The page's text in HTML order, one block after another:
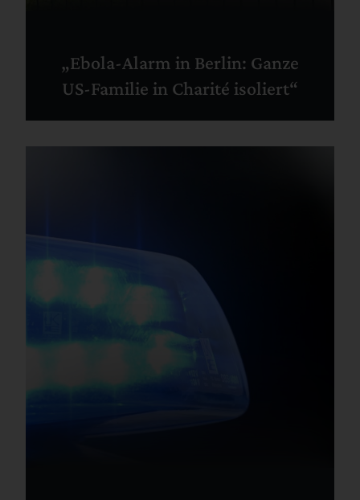
„Ebola-Alarm in Berlin: Ganze
US-Familie in Charité isoliert“